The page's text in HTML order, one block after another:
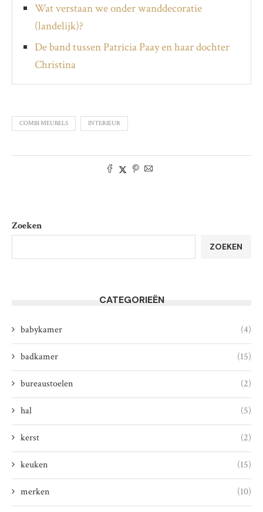
Wat verstaan we onder wanddecoratie
(landelijk)?
De band tussen Patricia Paay en haar dochter
Christina
COMBI MEUBELS INTERIEUR
Zoeken
ZOEKEN
CATEGORIEËN
babykamer (4)
badkamer (15)
bureaustoelen (2)
hal (5)
kerst (2)
keuken (15)
merken (10)